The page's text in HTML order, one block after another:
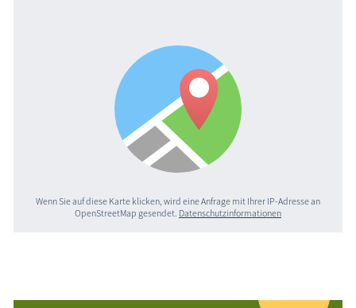
Wenn Sie auf diese Karte klicken, wird eine Anfrage mit Ihrer IP-Adresse an
OpenStreetMap gesendet. Datenschutzinformationen